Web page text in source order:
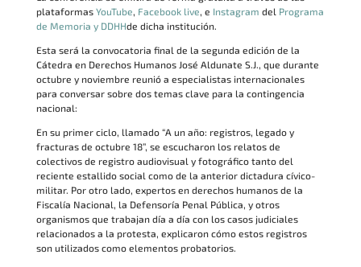
plataformas YouTube, Facebook live, e Instagram del Programa
de Memoria y DDHHde dicha institución.
Esta será la convocatoria final de la segunda edición de la
Cátedra en Derechos Humanos José Aldunate S.J., que durante
octubre y noviembre reunió a especialistas internacionales
para conversar sobre dos temas clave para la contingencia
nacional:
En su primer ciclo, llamado “A un año: registros, legado y
fracturas de octubre 18”, se escucharon los relatos de
colectivos de registro audiovisual y fotográfico tanto del
reciente estallido social como de la anterior dictadura cívico-
militar. Por otro lado, expertos en derechos humanos de la
Fiscalía Nacional, la Defensoría Penal Pública, y otros
organismos que trabajan día a día con los casos judiciales
relacionados a la protesta, explicaron cómo estos registros
son utilizados como elementos probatorios.